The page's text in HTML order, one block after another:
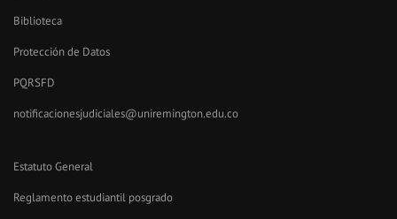
Biblioteca
Protección de Datos
PQRSFD
notificacionesjudiciales@uniremington.edu.co
Estatuto General
Reglamento estudiantil posgrado